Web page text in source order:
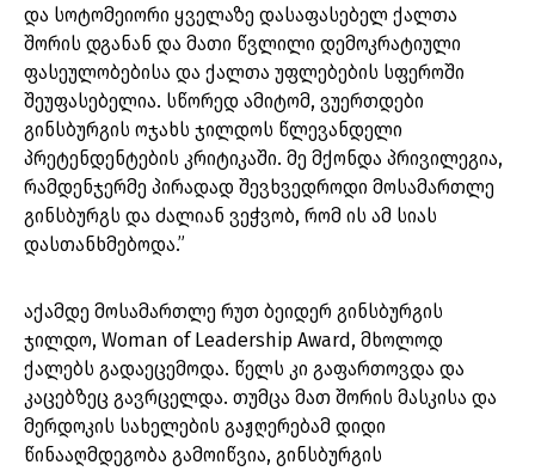
და სოტომეიორი ყველაზე დასაფასებელ ქალთა
შორის დგანან და მათი წვლილი დემოკრატიული
ფასეულობებისა და ქალთა უფლებების სფეროში
შეუფასებელია. სწორედ ამიტომ, ვუერთდები
გინსბურგის ოჯახს ჯილდოს წლევანდელი
პრეტენდენტების კრიტიკაში. მე მქონდა პრივილეგია,
რამდენჯერმე პირადად შევხვედროდი მოსამართლე
გინსბურგს და ძალიან ვეჭვობ, რომ ის ამ სიას
დასთანხმებოდა.”
აქამდე მოსამართლე რუთ ბეიდერ გინსბურგის
ჯილდო, Woman of Leadership Award, მხოლოდ
ქალებს გადაეცემოდა. წელს კი გაფართოვდა და
კაცებზეც გავრცელდა. თუმცა მათ შორის მასკისა და
მერდოკის სახელების გაჟღერებამ დიდი
წინააღმდეგობა გამოიწვია, გინსბურგის